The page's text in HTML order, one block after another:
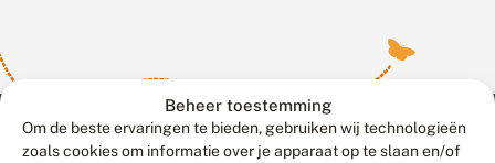
Beheer toestemming
Om de beste ervaringen te bieden, gebruiken wij technologieën
zoals cookies om informatie over je apparaat op te slaan en/of